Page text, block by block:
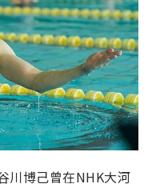
川博己曾在NHK大河